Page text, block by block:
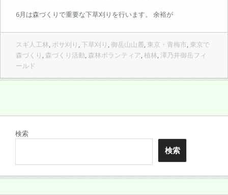
6月は森づくりで重要な下草刈りを行います。 余裕が
スギ人工林, ボサ刈り ,下草刈り ,御岳山山麓, 東京・青梅市, 東京で
森づくり , 森づくり活動, 森林ボランティア,植林,澤乃井御岳フィ
ールド
検索
検索